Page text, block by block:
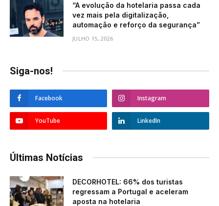
“A evolução da hotelaria passa cada
vez mais pela digitalização,
automação e reforço da segurança”
JULHO 15, 2026
Siga-nos!
Facebook Instagram
YouTube LinkedIn
Últimas Notícias
DECORHOTEL: 66% dos turistas
regressam a Portugal e aceleram
aposta na hotelaria